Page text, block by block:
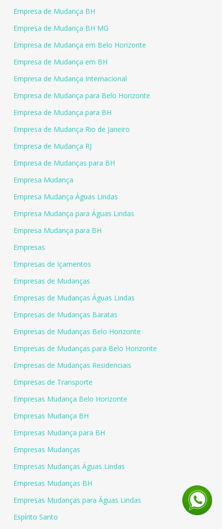
Empresa de Mudança BH
Empresa de Mudança BH MG
Empresa de Mudança em Belo Horizonte
Empresa de Mudança em BH
Empresa de Mudança Internacional
Empresa de Mudança para Belo Horizonte
Empresa de Mudança para BH
Empresa de Mudança Rio de Janeiro
Empresa de Mudança RJ
Empresa de Mudanças para BH
Empresa Mudança
Empresa Mudança Águas Lindas
Empresa Mudança para Águas Lindas
Empresa Mudança para BH
Empresas
Empresas de Içamentos
Empresas de Mudanças
Empresas de Mudanças Águas Lindas
Empresas de Mudanças Baratas
Empresas de Mudanças Belo Horizonte
Empresas de Mudanças para Belo Horizonte
Empresas de Mudanças Residenciais
Empresas de Transporte
Empresas Mudança Belo Horizonte
Empresas Mudança BH
Empresas Mudança para BH
Empresas Mudanças
Empresas Mudanças Águas Lindas
Empresas Mudanças BH
Empresas Mudanças para Águas Lindas
Espírito Santo